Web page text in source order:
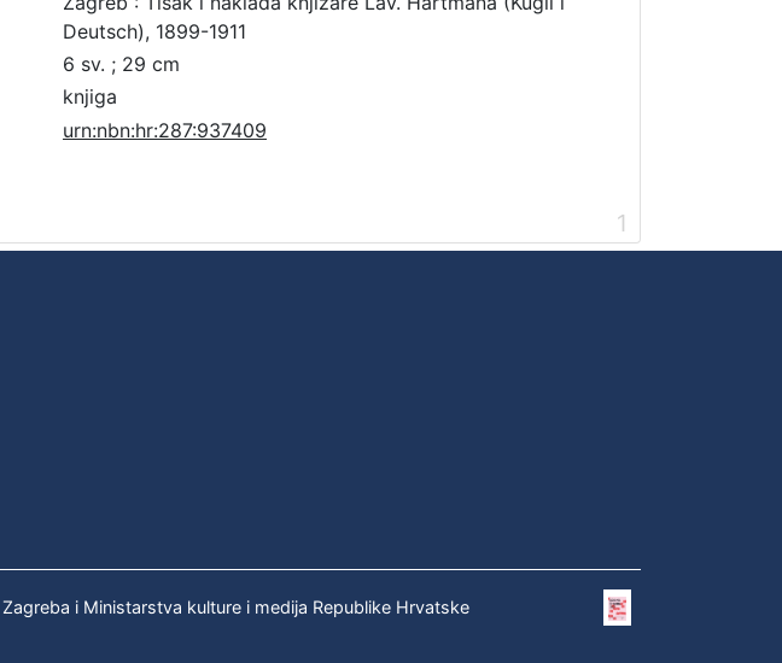
Deutsch), 1899-1911
6 sv. ; 29 cm
knjiga
urn:nbn:hr:287:937409
1
i Ministarstva kulture i medija Republike Hrvatske